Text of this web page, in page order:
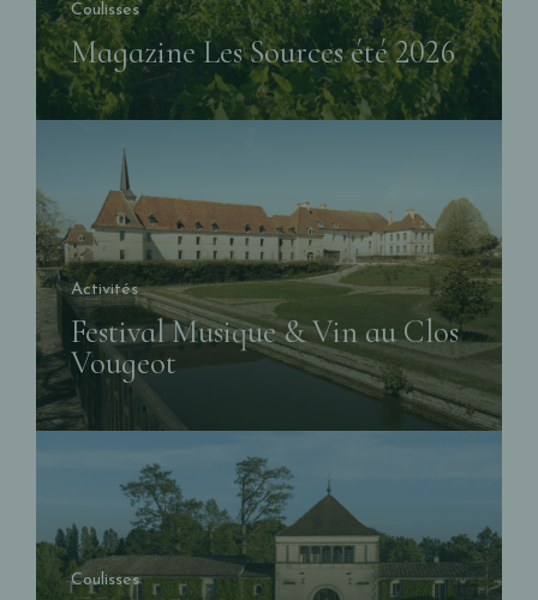
Coulisses
Magazine Les Sources été 2026
Activités
Festival Musique & Vin au Clos
Vougeot
Coulisses